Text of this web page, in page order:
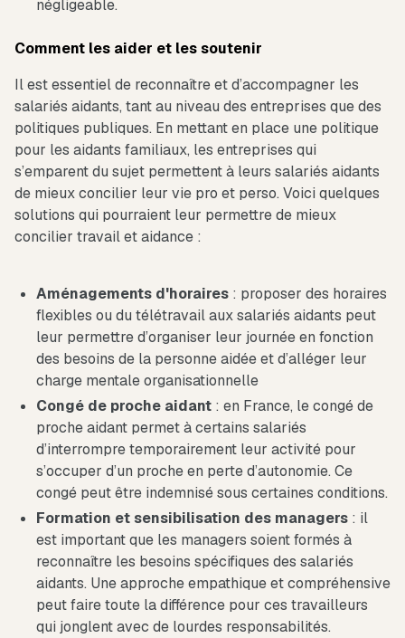
négligeable.
Comment les aider et les soutenir
Il est essentiel de reconnaître et d’accompagner les
salariés aidants, tant au niveau des entreprises que des
politiques publiques. En mettant en place une politique
pour les aidants familiaux, les entreprises qui
s’emparent du sujet permettent à leurs salariés aidants
de mieux concilier leur vie pro et perso. Voici quelques
solutions qui pourraient leur permettre de mieux
concilier travail et aidance :
Aménagements d'horaires : proposer des horaires
flexibles ou du télétravail aux salariés aidants peut
leur permettre d’organiser leur journée en fonction
des besoins de la personne aidée et d’alléger leur
charge mentale organisationnelle
Congé de proche aidant : en France, le congé de
proche aidant permet à certains salariés
d’interrompre temporairement leur activité pour
s’occuper d’un proche en perte d’autonomie. Ce
congé peut être indemnisé sous certaines conditions.
Formation et sensibilisation des managers : il
est important que les managers soient formés à
reconnaître les besoins spécifiques des salariés
aidants. Une approche empathique et compréhensive
peut faire toute la différence pour ces travailleurs
qui jonglent avec de lourdes responsabilités.